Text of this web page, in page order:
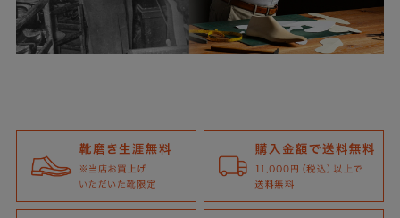
スリングバック シングルモンク